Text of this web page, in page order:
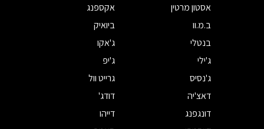
אסטון מרטין
אקספנג
ב.מ.וו
ביואיק
בנטלי
ג'אקו
ג'ילי
ג'יפ
ג'נסיס
גרייט וול
דאצ'יה
דודג'
דונגפנג
דייהו